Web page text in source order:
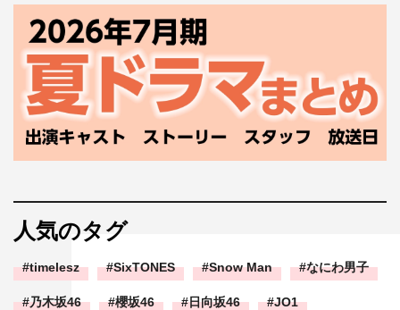
人気のタグ
timelesz SixTONES Snow Man なにわ男子
乃木坂46 櫻坂46 日向坂46 JO1